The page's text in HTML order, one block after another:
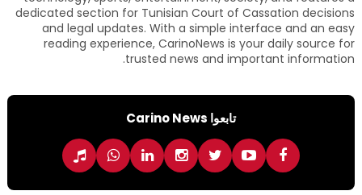
dedicated section for Tunisian Court of Cassation decisions
and legal updates. With a simple interface and an easy
reading experience, CarinoNews is your daily source for
trusted news and important information.
تابعوا Carino News